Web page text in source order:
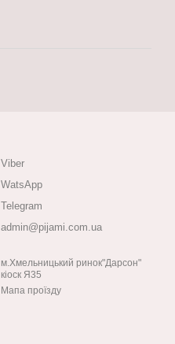
Viber
WatsApp
Telegram
admin@pijami.com.ua
м.Хмельницький ринок"Дарсон"
кіоск Я35
Мапа проїзду